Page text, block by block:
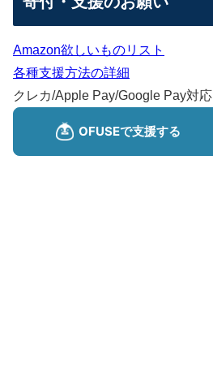
Amazon欲しいものリスト
各種支援方法の詳細
クレカ/Apple Pay/Google Pay対応